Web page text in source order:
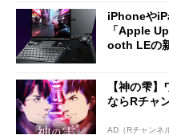
iPhoneや
「Apple
ooth LEの
【神の雫
ならRチャ
AD（Rチャンネ